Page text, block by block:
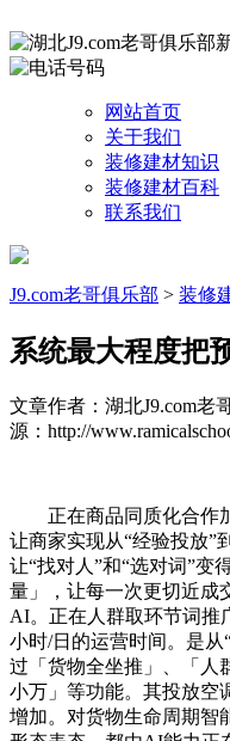
网站首页
关于我们
装修建材知识
装修建材百科
联系我们
J9.com老哥俱乐部 > 装修
系统最大程度把
文章作者：湖北J9.com老
源：http://
正在商品同质化合作加
让商家实现从“经验投放”
让“找对人”和“选对词”变
量」，让每一次更切近成
AI。正在人群取环节词推
小时/日的运营时间。是从
过「货物全坐推」、「人
小万」等功能。其投放空
增加。对货物生命周期智